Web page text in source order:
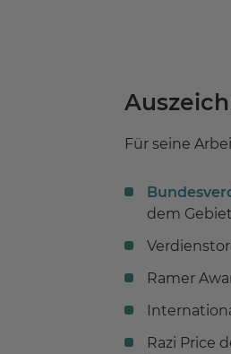
Für seine
dem
Ramer
Razi Price